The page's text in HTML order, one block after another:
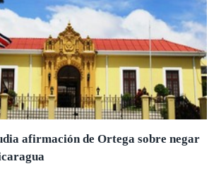
afirmación de Ortega sobre negar